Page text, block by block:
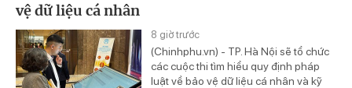
vệ dữ liệu cá nhân
8 giờ trước
(Chinhphu.vn) - TP. Hà Nội sẽ tổ chức
các cuộc thi tìm hiểu quy định pháp
luật về bảo vệ dữ liệu cá nhân và kỹ